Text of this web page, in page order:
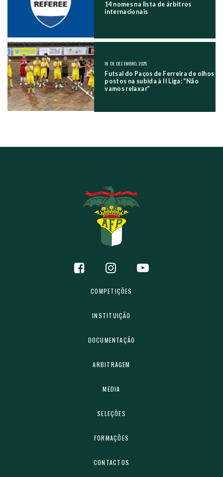
14 nomes na lista de árbitros
internacionais
18 DE DEZEMBRO, 2025
Futsal do Paços de Ferreira de olhos
postos na subida à II Liga: “Não
vamos relaxar”
COMPETIÇÕES
INSTITUIÇÃO
DOCUMENTAÇÃO
ARBITRAGEM
MEDIA
SELEÇÕES
FORMAÇÕES
CONTACTOS